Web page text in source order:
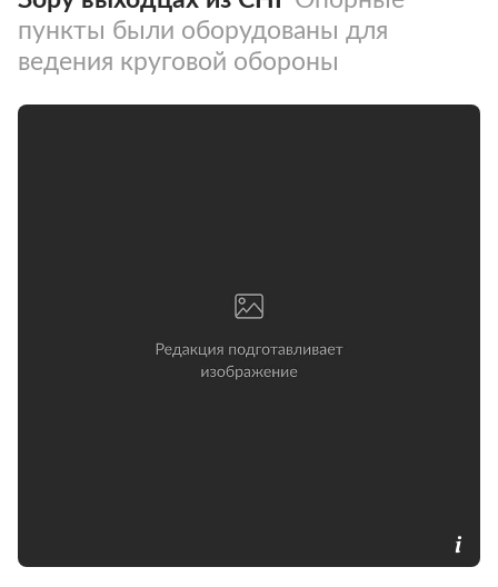
пункты были оборудованы для
ведения круговой обороны